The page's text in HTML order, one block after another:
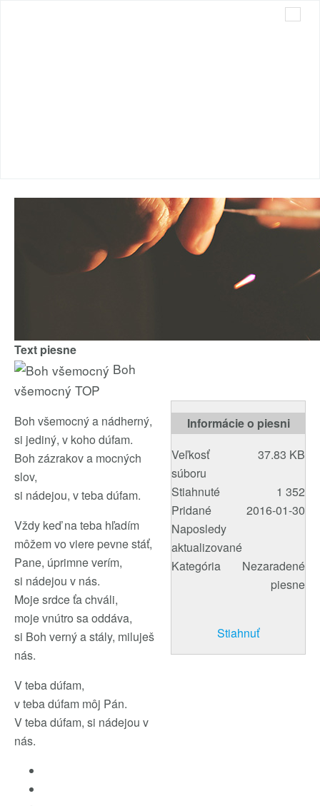
Text piesne
Boh
všemocný TOP
Boh všemocný a nádherný,
si jediný, v koho dúfam.
Boh zázrakov a mocných
slov,
si nádejou, v teba dúfam.
Vždy keď na teba hľadím
môžem vo viere pevne stáť,
Pane, úprimne verím,
si nádejou v nás.
Moje srdce ťa chváli,
moje vnútro sa oddáva,
si Boh verný a stály, miluješ
nás.
V teba dúfam,
v teba dúfam môj Pán.
V teba dúfam, si nádejou v
nás.
Informácie o piesni
Veľkosť
súboru
37.83 KB
Stiahnuté
1 352
Pridané
2016-01-30
Naposledy
aktualizované
Kategória
Nezaradené
piesne
Stiahnuť